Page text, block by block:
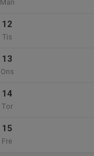
Mån
12
Tis
13
Ons
14
Tor
15
Fre